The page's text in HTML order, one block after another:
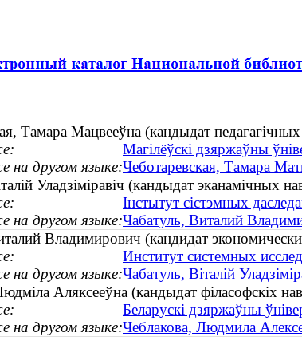
Тамара Мацвееўна (кандыдат
Магілёўскі дзяржаўны
на другом языке:Чеботаревская, Тамара
Уладзіміравіч (кандыдат эканамічных
Інстытут сістэмных
на другом языке:Чабатуль, Виталий
Владимирович (кандидат
Институт системных
на другом языке:Чабатуль, Віталій
Аляксееўна (кандыдат філасофскіх
Беларускі дзяржаўны
на другом языке:Чеблакова, Людмила